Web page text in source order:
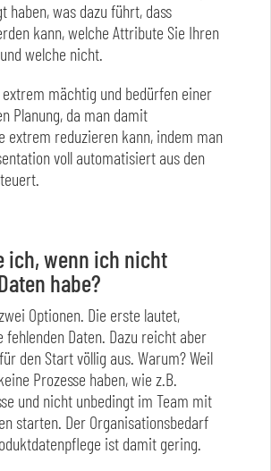
haben, was dazu führt, dass
kann, welche Attribute Sie Ihren
welche nicht.
extrem mächtig und bedürfen einer
Planung, da man damit
extrem reduzieren kann, indem man
voll automatisiert aus den
ich, wenn ich nicht
habe?
Optionen. Die erste lautet,
fehlenden Daten. Dazu reicht aber
den Start völlig aus. Warum? Weil
Prozesse haben, wie z.B.
und nicht unbedingt im Team mit
starten. Der Organisationsbedarf
ist damit gering.